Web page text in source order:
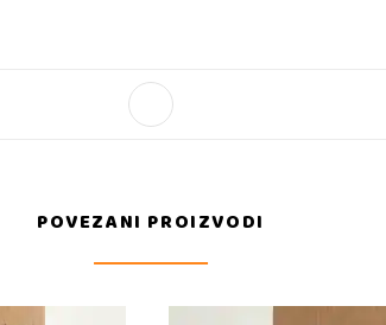
POVEZANI PROIZVODI